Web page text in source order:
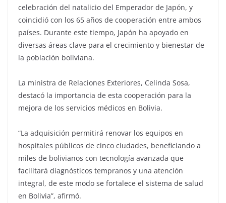
celebración del natalicio del Emperador de Japón, y
coincidió con los 65 años de cooperación entre ambos
países. Durante este tiempo, Japón ha apoyado en
diversas áreas clave para el crecimiento y bienestar de
la población boliviana.
La ministra de Relaciones Exteriores, Celinda Sosa,
destacó la importancia de esta cooperación para la
mejora de los servicios médicos en Bolivia.
“La adquisición permitirá renovar los equipos en
hospitales públicos de cinco ciudades, beneficiando a
miles de bolivianos con tecnología avanzada que
facilitará diagnósticos tempranos y una atención
integral, de este modo se fortalece el sistema de salud
en Bolivia”, afirmó.